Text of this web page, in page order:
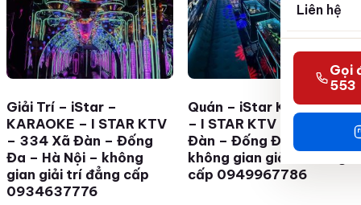
Liên hệ
Gọi
553
Giải Trí – iStar –
KARAOKE – I STAR KTV
– 334 Xã Đàn – Đống
Đa – Hà Nội – không
gian giải trí đẳng cấp
0934637776
Quán – iStar KARAOKE
– I STAR KTV – 334 Xã
Đàn – Đống Đa Hà Nội –
không gian giải trí đẳng
cấp 0949967786